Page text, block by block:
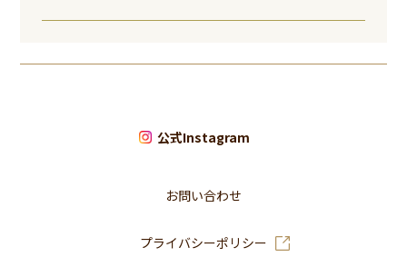
公式Instagram
お問い合わせ
プライバシーポリシー